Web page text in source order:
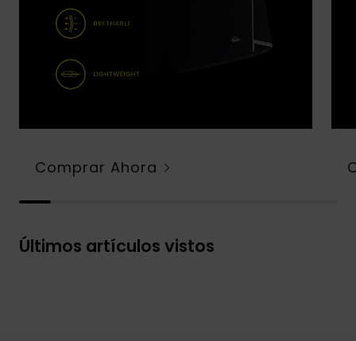
Comprar Ahora
Últimos artículos vistos